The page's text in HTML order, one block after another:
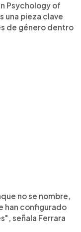
Psychology of
una pieza clave
de género dentro
no se nombre,
han configurado
señala Ferrara